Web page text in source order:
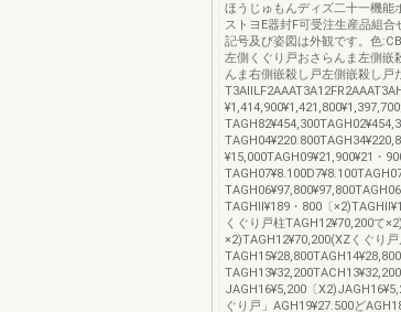
ほうじゅもんディズ二十一機
ストヨE器封F可受注生産品組
記号及び姿図は外観です。色
左側くぐり戸おさらんま左側嵌
んま右側嵌殺し戸左側嵌殺し戸
¥15,000TAGH09¥21,900¥21・
TAGHll¥189・800〔
くぐり戸柱TAGH12¥70,200て
×2)TAGH12¥70,200(XZくぐり
JAGH16¥5,200〔
ぐり戸」AGH19¥27.500ど